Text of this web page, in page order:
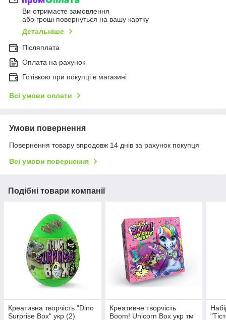
Ви отримаєте замовлення
або гроші повернуться на вашу картку
Детальніше
Післяплата
Оплата на рахунок
Готівкою при покупці в магазині
Всі умови оплати
Умови повернення
Повернення товару впродовж 14 днів за рахунок покупця
Всі умови повернення
Подібні товари компанії
Креативна творчість "Dino
Surprise Box" укр (2)
Креативне творчість
Boom! Unicorn Box укр тм